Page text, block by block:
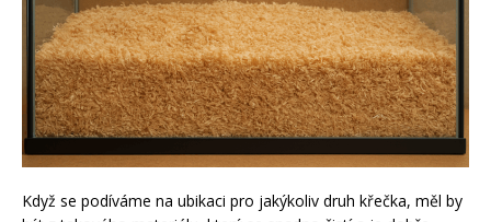
Když se podíváme na ubikaci pro jakýkoliv druh křečka, měl by